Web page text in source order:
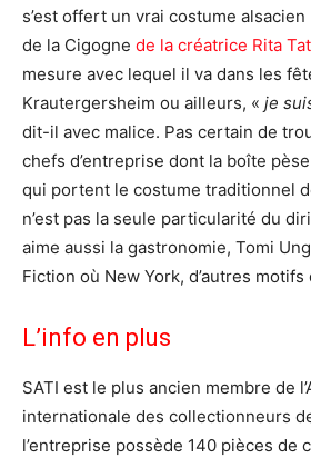
s’est offert un vrai costume alsacien
de la Cigogne de la créatrice Rita
mesure avec lequel il va dans les
Krautergersheim ou ailleurs, « je
dit-il avec malice. Pas certain de
chefs d’entreprise dont la boîte
qui portent le costume traditionnel
n’est pas la seule particularité du
aime aussi la gastronomie, Tomi
Fiction où New York, d’autres
L’info en plus
SATI est le plus ancien membre de
internationale des collectionneurs
l’entreprise possède 140 pièces de